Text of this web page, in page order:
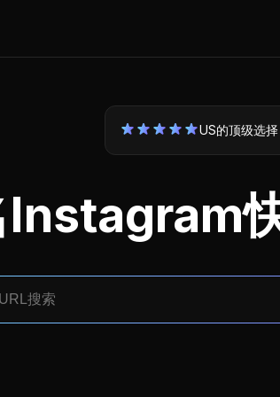
US的顶级选择
Instagram